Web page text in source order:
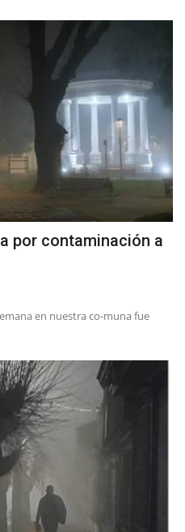
por contaminación a
en nuestra co-muna fue